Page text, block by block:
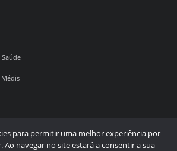
Médis
para permitir uma melhor experiência por
Ao navegar no site estará a consentir a sua